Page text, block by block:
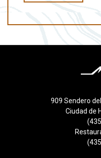
909 Sendero
Ciudad de